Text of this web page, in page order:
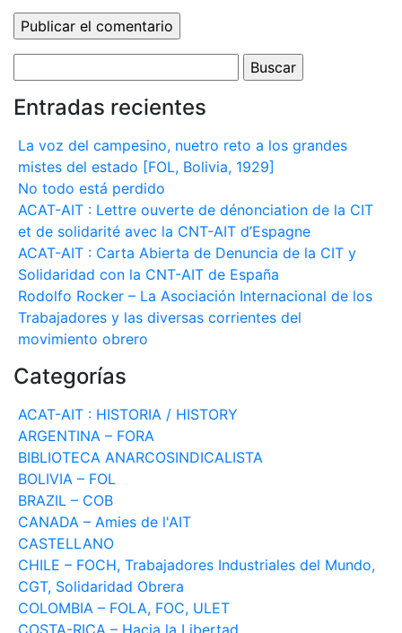
Entradas recientes
La voz del campesino, nuetro reto a los grandes
mistes del estado [FOL, Bolivia, 1929]
No todo está perdido
ACAT-AIT : Lettre ouverte de dénonciation de la CIT
et de solidarité avec la CNT-AIT d’Espagne
ACAT-AIT : Carta Abierta de Denuncia de la CIT y
Solidaridad con la CNT-AIT de España
Rodolfo Rocker – La Asociación Internacional de los
Trabajadores y las diversas corrientes del
movimiento obrero
Categorías
ACAT-AIT : HISTORIA / HISTORY
ARGENTINA – FORA
BIBLIOTECA ANARCOSINDICALISTA
BOLIVIA – FOL
BRAZIL – COB
CANADA – Amies de l'AIT
CASTELLANO
CHILE – FOCH, Trabajadores Industriales del Mundo,
CGT, Solidaridad Obrera
COLOMBIA – FOLA, FOC, ULET